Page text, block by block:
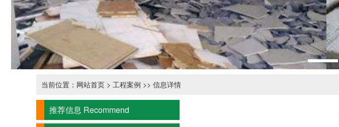
当前位置： 网站首页 > 工程案例 >> 信息详情
推荐信息 Recommend